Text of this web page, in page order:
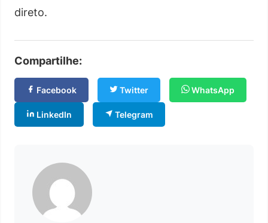
direto.
Compartilhe:
Facebook Twitter WhatsApp
LinkedIn Telegram